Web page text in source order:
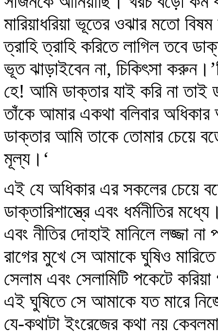
মারিয়াধরিয়া ভূতের ওঝার মতো
ত্রাহি ত্রাহি করিতে লাগিল তবে
ভূত ঝাড়াইবেন না, চিকিৎসা
হে! আমি ডাক্তার যাই করি না তাই
তাঁকে আমার একথা বলিবার
ডাক্তার আমি তাকে তোমার চেয়ে
মূল্য।‘
এই যে অধিকার এর সকলের চেয়ে
ডাক্তারিশাস্ত্রে এবং ধর্মনীতির
এবং নীতির দোহাই মানিলে লজ্জা
রাগের মুখে সে আমাকে ঘুষিও
সেলাম এবং সেলামিটি পকেটে
এই ঘুষিতে সে আমাকে যত মারে
যে-কথাটা ইংরেজের কথা নয়